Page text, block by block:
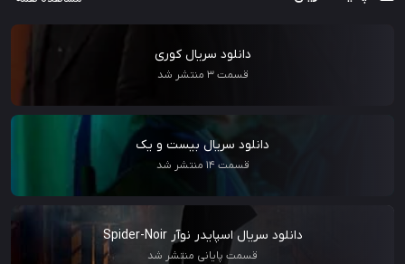
دانلود سریال کوری
قسمت 3 منتشر شد
دانلود سریال بیست و یک
قسمت 14 منتشر شد
دانلود سریال اسپایدر نوآر Spider-Noir
قسمت پایانی منتشر شد